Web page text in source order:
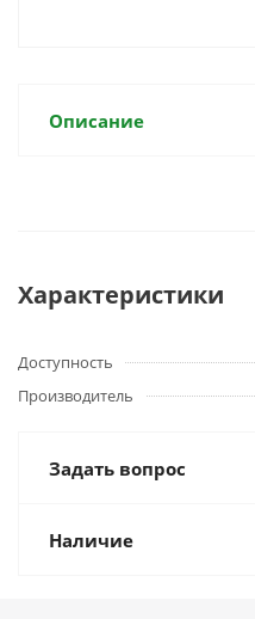
Описание
Характеристики
Доступность
Производитель
Задать вопрос
Наличие